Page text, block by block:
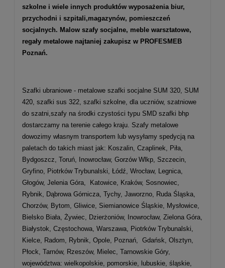
szkolne i wiele innych produktów wyposażenia biur,
przychodni i szpitali,magazynów, pomieszczeń
socjalnych. Malow szafy socjalne, meble warsztatowe,
regały metalowe najtaniej zakupisz w PROFESMEB
Poznań.
Szafki ubraniowe - metalowe szafki socjalne SUM 320, SUM
420, szafki sus 322, szafki szkolne, dla uczniów, szatniowe
do szatni,szafy na środki czystości typu SMD szafki bhp
dostarczamy na terenie całego kraju. Szafy metalowe
dowozimy własnym transportem lub wysyłamy spedycją na
paletach do takich miast jak: Koszalin, Czaplinek, Piła,
Bydgoszcz, Toruń, Inowrocław, Gorzów Wlkp, Szczecin,
Gryfino, Piotrków Trybunalski, Łódź, Wrocław, Legnica,
Głogów, Jelenia Góra, Katowice, Kraków, Sosnowiec,
Rybnik, Dąbrowa Górnicza, Tychy, Jaworzno, Ruda Śląska,
Chorzów, Bytom, Gliwice, Siemianowice Śląskie, Mysłowice,
Bielsko Biała, Żywiec, Dzierżoniów, Inowrocław, Zielona Góra,
Białystok, Częstochowa, Warszawa, Piotrków Trybunalski,
Kielce, Radom, Rybnik, Opole, Poznań, Gdańsk, Olsztyn,
Płock, Tarnów, Rzeszów, Mielec, Tarnowskie Góry,
województwa: wielkopolskie, pomorskie, lubuskie, śląskie,